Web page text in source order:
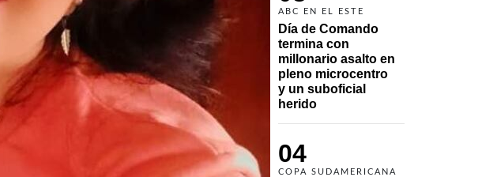
ABC EN EL ESTE
Día de Comando
termina con
millonario asalto en
pleno microcentro
y un suboficial
herido
04
COPA SUDAMERICANA